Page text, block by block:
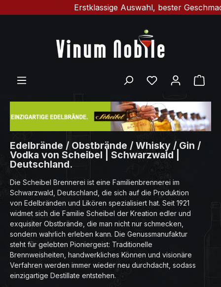
Zum Hauptinhalt springenErstklassige Auswahl, bester Geschmack &
Du hast 0
Edelbrände / Obstbrände / Whisky / Gin /
Vodka von Scheibel | Schwarzwald |
Deutschland.
Die Scheibel Brennerei ist eine Familienbrennerei im
Schwarzwald, Deutschland, die sich auf die Produktion
von Edelbränden und Likören spezialisiert hat. Seit 1921
widmet sich die Familie Scheibel der Kreation edler und
exquisiter Obstbrände, die man nicht nur schmecken,
sondern wahrlich erleben kann. Die Genussmanufaktur
steht für gelebten Pioniergeist: Traditionelle
Brennweisheiten, handwerkliches Können und visionäre
Verfahren werden immer wieder neu durchdacht, sodass
einzigartige Destillate entstehen.